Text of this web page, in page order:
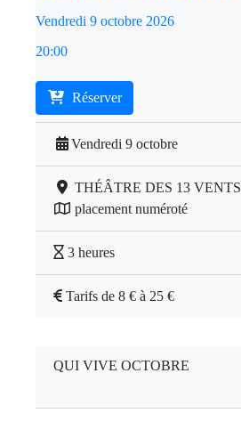
Vendredi 9 octobre 2026
20:00
Réserver
Vendredi 9 octobre
THÉÂTRE DES 13 VENTS
placement numéroté
3 heures
Tarifs de 8 € à 25 €
QUI VIVE OCTOBRE